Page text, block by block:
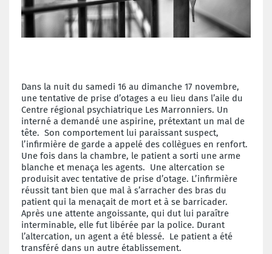
Dans la nuit du samedi 16 au dimanche 17 novembre,
une tentative de prise d’otages a eu lieu dans l’aile du
Centre régional psychiatrique Les Marronniers. Un
interné a demandé une aspirine, prétextant un mal de
tête. Son comportement lui paraissant suspect,
l’infirmière de garde a appelé des collègues en renfort.
Une fois dans la chambre, le patient a sorti une arme
blanche et menaça les agents. Une altercation se
produisit avec tentative de prise d’otage. L’infirmière
réussit tant bien que mal à s’arracher des bras du
patient qui la menaçait de mort et à se barricader.
Après une attente angoissante, qui dut lui paraître
interminable, elle fut libérée par la police. Durant
l’altercation, un agent a été blessé. Le patient a été
transféré dans un autre établissement.